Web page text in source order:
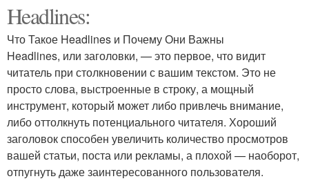
Headlines:
Что Такое Headlines и Почему Они Важны
Headlines, или заголовки, — это первое, что видит
читатель при столкновении с вашим текстом. Это не
просто слова, выстроенные в строку, а мощный
инструмент, который может либо привлечь внимание,
либо оттолкнуть потенциального читателя. Хороший
заголовок способен увеличить количество просмотров
вашей статьи, поста или рекламы, а плохой — наоборот,
отпугнуть даже заинтересованного пользователя.